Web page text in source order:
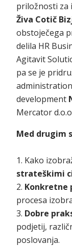
priložnosti za
Živa Cotič
obstoječega
delila HR
Agitavit
pa se je
development
Mercator
Med drugim
1. Kako
strateškimi
2. Konkretne
procesa
3. Dobre
podjetij,
poslovanja.